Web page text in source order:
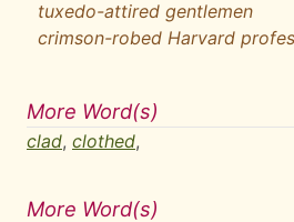
tuxedo-attired gentlemen
crimson-robed Harvard
More Word(s)
clad, clothed,
More Word(s)